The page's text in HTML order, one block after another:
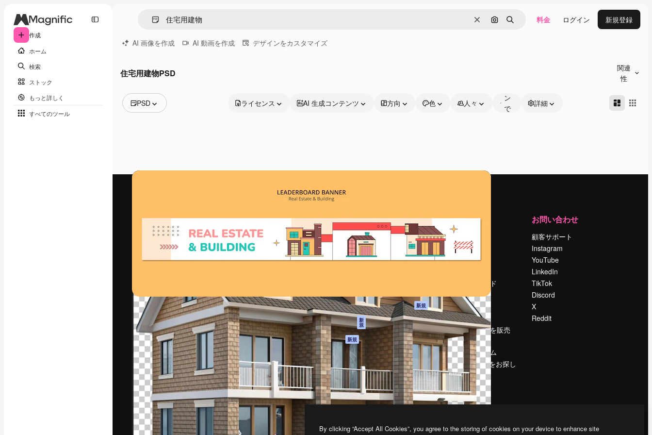
作成
ホーム
検索
ストック
もっと詳しく
すべてのツール
消去 画像で検索
検索 料金 ログイン 新規登録
AI 画像を作成 AI 動画を作成 デザインをカスタマイズ
住宅用建物PSD
関連
性
PSD
動画
ライセンス AI 生成コンテンツ 方向 色 人々
ン
で
詳細
最高のクリエイティブ制作を導くためのプラ
ットフォーム。クリエイター、企業、代理
店、スタジオを含む100万人以上が利用して
製品
Spaces
AI アシスタント
AI 画像生成ツール
ストックコンテン
ツ
Claude/ChatGPT
向けMCP
新
規
エージェント 新規
API
モバイルアプリ
すべてのMagnificツ
ール
はじめに
Academy
ドキュメント
サポート
オリジナル 新規
クッキーポリシー
トラストセンター
アフィリエイト
法人向け
運営
会社概要
Reviews
検索トレンド
ブログ
イベント
Slidesgo
コンテンツを販売
する
プレスルーム
magnific.aiをお探し
ですか？
お問い合わせ
顧客サポート
Instagram
YouTube
LinkedIn
TikTok
Discord
X
Reddit
Copyright © 2010-2026Freepik Company S.L.U.
By clicking “Accept All Cookies”, you agree to the storing of cookies on your device to enhance site